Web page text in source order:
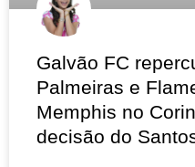
Galvão FC
Palmeiras e
Memphis no
decisão do